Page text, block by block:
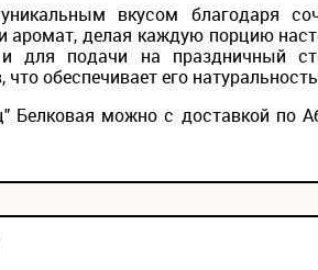
вкусом благодаря
аромат, делая каждую порцию
и для подачи на праздничный
обеспечивает его
Белковая можно с доставкой по